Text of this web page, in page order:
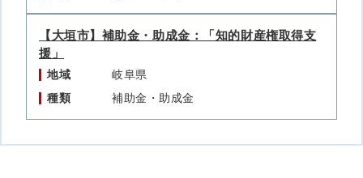
【大垣市】補助金・助成金：「知的財産権取得支
援」
地域
岐阜県
種類
補助金・助成金